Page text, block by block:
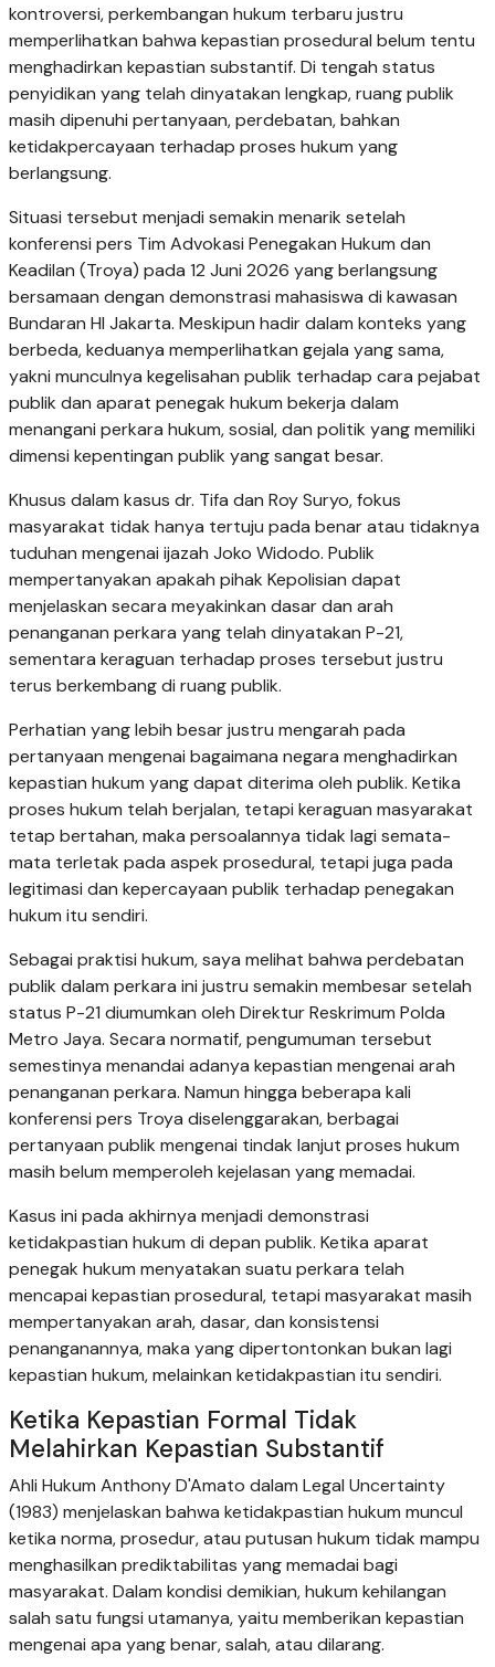
kontroversi, perkembangan hukum terbaru justru
memperlihatkan bahwa kepastian prosedural belum tentu
menghadirkan kepastian substantif. Di tengah status
penyidikan yang telah dinyatakan lengkap, ruang publik
masih dipenuhi pertanyaan, perdebatan, bahkan
ketidakpercayaan terhadap proses hukum yang
berlangsung.
Situasi tersebut menjadi semakin menarik setelah
konferensi pers Tim Advokasi Penegakan Hukum dan
Keadilan (Troya) pada 12 Juni 2026 yang berlangsung
bersamaan dengan demonstrasi mahasiswa di kawasan
Bundaran HI Jakarta. Meskipun hadir dalam konteks yang
berbeda, keduanya memperlihatkan gejala yang sama,
yakni munculnya kegelisahan publik terhadap cara pejabat
publik dan aparat penegak hukum bekerja dalam
menangani perkara hukum, sosial, dan politik yang memiliki
dimensi kepentingan publik yang sangat besar.
Khusus dalam kasus dr. Tifa dan Roy Suryo, fokus
masyarakat tidak hanya tertuju pada benar atau tidaknya
tuduhan mengenai ijazah Joko Widodo. Publik
mempertanyakan apakah pihak Kepolisian dapat
menjelaskan secara meyakinkan dasar dan arah
penanganan perkara yang telah dinyatakan P-21,
sementara keraguan terhadap proses tersebut justru
terus berkembang di ruang publik.
Perhatian yang lebih besar justru mengarah pada
pertanyaan mengenai bagaimana negara menghadirkan
kepastian hukum yang dapat diterima oleh publik. Ketika
proses hukum telah berjalan, tetapi keraguan masyarakat
tetap bertahan, maka persoalannya tidak lagi semata-
mata terletak pada aspek prosedural, tetapi juga pada
legitimasi dan kepercayaan publik terhadap penegakan
hukum itu sendiri.
Sebagai praktisi hukum, saya melihat bahwa perdebatan
publik dalam perkara ini justru semakin membesar setelah
status P-21 diumumkan oleh Direktur Reskrimum Polda
Metro Jaya. Secara normatif, pengumuman tersebut
semestinya menandai adanya kepastian mengenai arah
penanganan perkara. Namun hingga beberapa kali
konferensi pers Troya diselenggarakan, berbagai
pertanyaan publik mengenai tindak lanjut proses hukum
masih belum memperoleh kejelasan yang memadai.
Kasus ini pada akhirnya menjadi demonstrasi
ketidakpastian hukum di depan publik. Ketika aparat
penegak hukum menyatakan suatu perkara telah
mencapai kepastian prosedural, tetapi masyarakat masih
mempertanyakan arah, dasar, dan konsistensi
penanganannya, maka yang dipertontonkan bukan lagi
kepastian hukum, melainkan ketidakpastian itu sendiri.
Ketika Kepastian Formal Tidak
Melahirkan Kepastian Substantif
Ahli Hukum Anthony D'Amato dalam Legal Uncertainty
(1983) menjelaskan bahwa ketidakpastian hukum muncul
ketika norma, prosedur, atau putusan hukum tidak mampu
menghasilkan prediktabilitas yang memadai bagi
masyarakat. Dalam kondisi demikian, hukum kehilangan
salah satu fungsi utamanya, yaitu memberikan kepastian
mengenai apa yang benar, salah, atau dilarang.